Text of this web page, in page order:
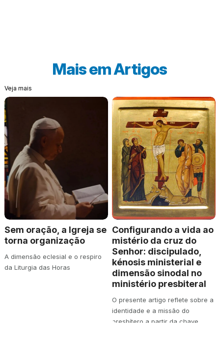
Mais emArtigos
Veja mais
Sem oração, a Igreja se
torna organização
A dimensão eclesial e o respiro
da Liturgia das Horas
Configurando a vida ao
mistério da cruz do
Senhor: discipulado,
kénosis ministerial e
dimensão sinodal no
ministério presbiteral
O presente artigo reflete sobre a
identidade e a missão do
presbítero a partir da chave